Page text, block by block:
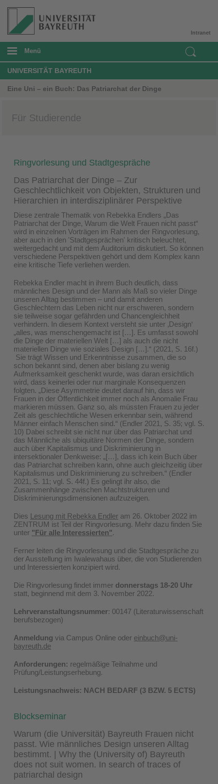
Intranet
Menü
UNIVERSITÄT BAYREUTH
Eine Uni – ein Buch: Das Patriarchat der Dinge
Für Studierende
Ringvorlesung und Stadtgespräche
Das Patriarchat der Dinge – Zur
Geschlechtlichkeit von Objekten, Strukturen und
Hierarchien in interdisziplinärer Perspektive
Diese zentrale Thematik von Rebekka Endlers „Das
Patriarchat der Dinge, Warum die Welt Frauen nicht passt“
wird in einzelnen Vorträgen im Rahmen der Ringvorlesung,
aber auch in den 'Stadtgesprächen' kritisch beleuchtet,
weitergedacht und mit dem Auditorium diskutiert. So können
verschiedene Perspektiven gehört und dem Komplex kann
eine kritische Tiefe verliehen werden.
Rebekka Endler macht in ihrem Buch deutlich, dass
männliches Design und der Mann als Maß so vieler Dinge
unseren Alltag bestimmen – und damit anderen
Geschlechtern das Leben nicht nur erschweren, sondern
sie teilweise sogar gefährden und Chancengleichheit
verhindern. In diesem Kontext versteht sie unter ‚Design‘
„alles, was menschengemacht ist […]. Es umfasst sowohl
die Dinge der materiellen Welt […] als auch die nicht
materiellen Dinge wie soziales Design […].“ (2021, S. 16f.)
Sie trägt Wissen und Erkenntnisse zusammen, die so
schon bekannt sind, denen aber bislang zu wenig
Aufmerksamkeit geschenkt wurde, was daran ersichtlich
wird, dass keinerlei oder nur marginale Konsequenzen
folgten. „Diese Asymmetrie deutet darauf hin, dass wir
Frauen in der Öffentlichkeit immer noch als Anomalie Frau
markieren müssen. Ganz so, als müssten Frauen zu jeder
Zeit als geschlechtliche Wesen erkennbar sein, während
Männer einfach Menschen sind.“ (Endler 2021, S. 35; vgl. S.
10) Dabei schreibt sie nicht nur über das Patriarchat und
das Männliche als ubiquitäre Normen der Dinge, sondern
auch über Kapitalismus und Diskriminierung in
intersektionaler Denkweise: „[…], dass ich kein Buch über
das Patriarchat schreiben kann, ohne auch gleichzeitig über
Kapitalismus und Diskriminierung zu schreiben.“ (Endler
2021, S. 11; vgl. S. 44f.) Es gelingt ihr also, die
Zusammenhänge zwischen Machtstrukturen und
Diskriminierungsdimensionen aufzuzeigen.
Dies Lesung mit Rebekka Endler am 26. Oktober 2022 im
ZENTRUM ist Teil der Ringvorlesung. Mehr dazu finden Sie
unter "Für alle Interessierten".
Ferner leiten die Ringvorlesung und die Stadtgespräche zu
der Ausstellung im Iwalewahaus über, die von Studierenden
und Interessierten konzipiert wird.
Die Ringvorlesung findet immer donnerstags 18-20 Uhr
statt, beginnend mit dem 3. November 2022.
Lehrveranstaltungsnummer: 00147 (Literaturwissenschaft
berufsbezogen)
Anmeldung via Campus Online oder einbuch@uni-
bayreuth.de
Anforderungen: regelmäßige Teilnahme und
Prüfung/Leistungserhebung.
Leistungsnachweis: NACH BEDARF (3 BZW. 5 ECTS)
Blockseminar
Warum (die Universität) Bayreuth Frauen nicht
passt. Wie männliches Design unseren Alltag
bestimmt. | Why the (University of) Bayreuth
does not suit women. In search of traces of
patriarchal design